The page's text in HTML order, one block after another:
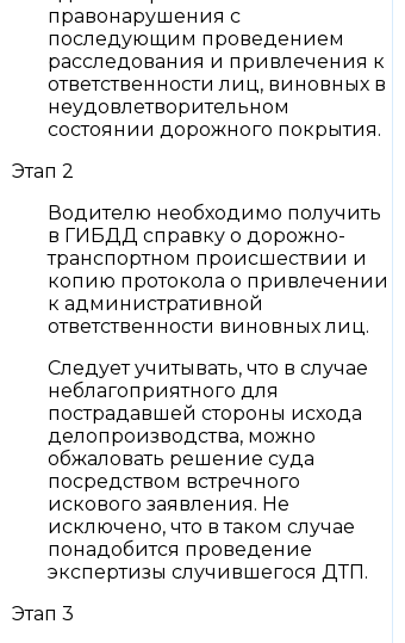
правонарушения с
последующим проведением
расследования и привлечения к
ответственности лиц, виновных в
неудовлетворительном
состоянии дорожного покрытия.
Этап 2
Водителю необходимо получить
в ГИБДД справку о дорожно-
транспортном происшествии и
копию протокола о привлечении
к административной
ответственности виновных лиц.
Следует учитывать, что в случае
неблагоприятного для
пострадавшей стороны исхода
делопроизводства, можно
обжаловать решение суда
посредством встречного
искового заявления. Не
исключено, что в таком случае
понадобится проведение
экспертизы случившегося ДТП.
Этап 3